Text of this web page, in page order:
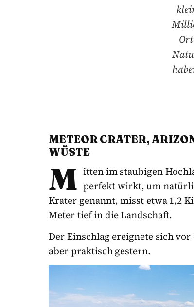
METEOR CRATER,
WÜSTE
M itten im staubigen
perfekt wirkt, um
Krater genannt, misst etwa 1,2
Meter tief in die Landschaft.
Der Einschlag ereignete sich vor
aber praktisch gestern.